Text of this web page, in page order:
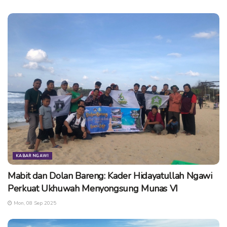
KABAR NGAWI
Mabit dan Dolan Bareng: Kader Hidayatullah Ngawi
Perkuat Ukhuwah Menyongsung Munas VI
Mon, 08 Sep 2025